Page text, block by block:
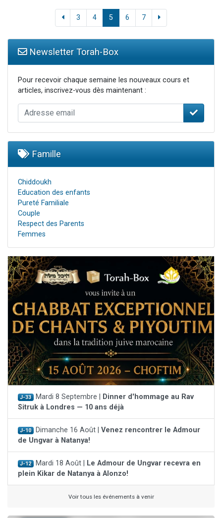
3 4 5 6 7
Newsletter Torah-Box
Pour recevoir chaque semaine les nouveaux cours et
articles, inscrivez-vous dès maintenant :
Famille
Chiddoukh
Education des enfants
Pureté Familiale
Couple
Respect des Parents
Femmes
J-33 Mardi 8 Septembre |
Dinner d'hommage au Rav
Sitruk à Londres — 10 ans déjà
J-10 Dimanche 16 Août | Venez rencontrer le Admour
de Ungvar à Natanya!
J-12 Mardi 18 Août |
Le Admour de Ungvar recevra en
plein Kikar de Natanya à Alonzo!
Voir tous les événements à venir